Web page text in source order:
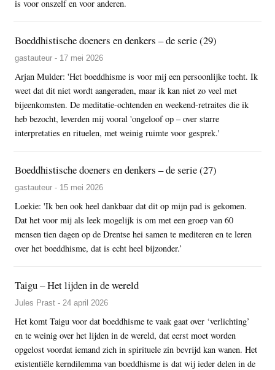
is voor onszelf en voor anderen.
Boeddhistische doeners en denkers – de serie (29)
gastauteur - 17 mei 2026
Arjan Mulder: 'Het boeddhisme is voor mij een persoonlijke tocht. Ik
weet dat dit niet wordt aangeraden, maar ik kan niet zo veel met
bijeenkomsten. De meditatie-ochtenden en weekend-retraites die ik
heb bezocht, leverden mij vooral 'ongeloof op – over starre
interpretaties en rituelen, met weinig ruimte voor gesprek.'
Boeddhistische doeners en denkers – de serie (27)
gastauteur - 15 mei 2026
Loekie: 'Ik ben ook heel dankbaar dat dit op mijn pad is gekomen.
Dat het voor mij als leek mogelijk is om met een groep van 60
mensen tien dagen op de Drentse hei samen te mediteren en te leren
over het boeddhisme, dat is echt heel bijzonder.’
Taigu – Het lijden in de wereld
Jules Prast - 24 april 2026
Het komt Taigu voor dat boeddhisme te vaak gaat over ‘verlichting’
en te weinig over het lijden in de wereld, dat eerst moet worden
opgelost voordat iemand zich in spirituele zin bevrijd kan wanen. Het
existentiële kerndilemma van boeddhisme is dat wij ieder delen in de